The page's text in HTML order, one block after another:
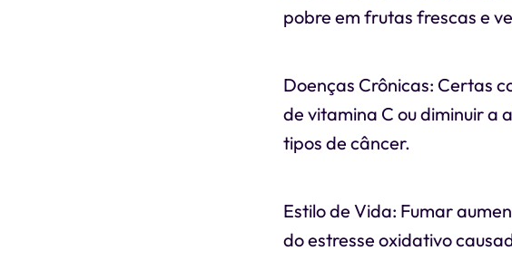
pobre em frutas frescas e
Doenças Crônicas: Certas
de vitamina C ou diminuir a
tipos de câncer.
Estilo de Vida: Fumar
do estresse oxidativo